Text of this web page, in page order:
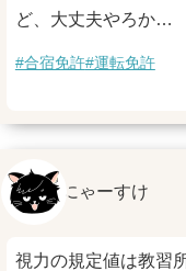
ど、大丈夫やろか…
#合宿免許#運転免許
にゃーすけ
視力の規定値は教習